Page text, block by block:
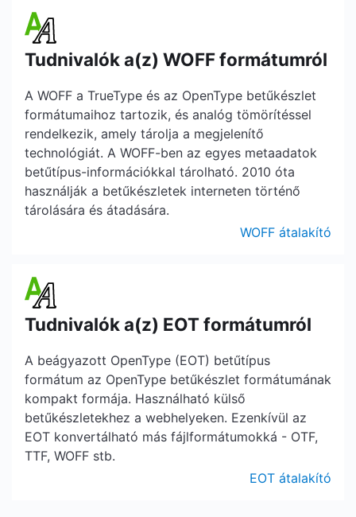
Tudnivalók a(z) WOFF formátumról
A WOFF a TrueType és az OpenType betűkészlet
formátumaihoz tartozik, és analóg tömörítéssel
rendelkezik, amely tárolja a megjelenítő
technológiát. A WOFF-ben az egyes metaadatok
betűtípus-információkkal tárolható. 2010 óta
használják a betűkészletek interneten történő
tárolására és átadására.
WOFF átalakító
Tudnivalók a(z) EOT formátumról
A beágyazott OpenType (EOT) betűtípus
formátum az OpenType betűkészlet formátumának
kompakt formája. Használható külső
betűkészletekhez a webhelyeken. Ezenkívül az
EOT konvertálható más fájlformátumokká - OTF,
TTF, WOFF stb.
EOT átalakító